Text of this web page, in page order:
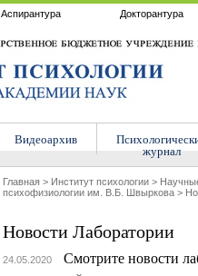
Аспирантура Докторантура
Видеоархив
журнал
Главная > Институт психологии >
психофизиологии им. В.Б. Швыркова >
Новости Лаборатории
24.05.2020 Смотрите новости